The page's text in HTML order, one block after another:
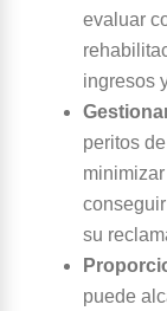
evaluar
ingresos
peritos
su
puede